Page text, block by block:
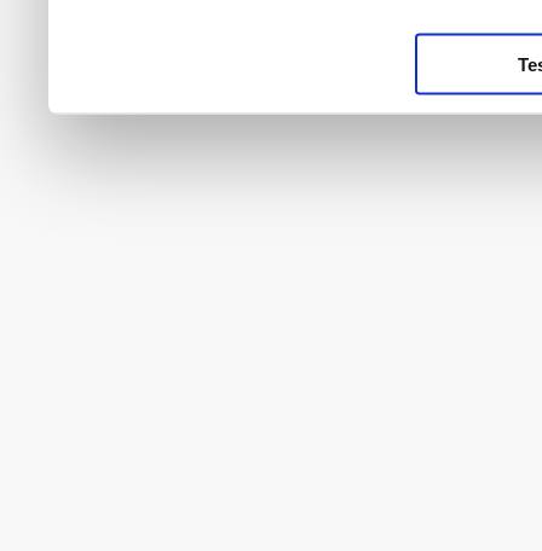
használt más
További információk a